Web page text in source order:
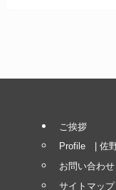
ご挨拶
Profile | 佐
お問い合わせ
サイトマップ